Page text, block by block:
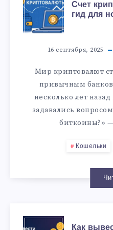
Счет
гид для
16 сентября, 2025
Мир криптовалют
привычным
несколько лет
задавались
биткоины?»
Кошельки
Как